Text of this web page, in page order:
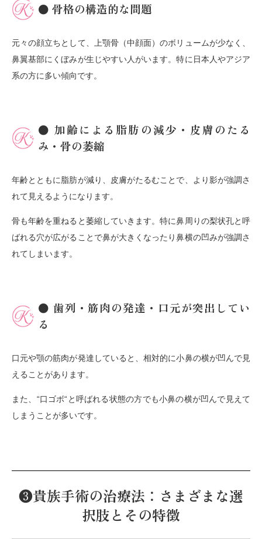
● 骨格の構造的な問題
元々の顔立ちとして、上顎骨（中顔面）のボリュームが少なく、
鼻翼基部にくぼみが生じやすい人がいます。特に日本人やアジア
系の方に多い傾向です。
● 加齢による脂肪の減少・皮膚のたる
み・骨の萎縮
年齢とともに脂肪が減り、皮膚がたるむことで、より影が強調さ
れて見えるようになります。
骨も年齢を重ねると萎縮していきます。特に鼻周りの梨状孔と呼
ばれる穴が広がることで鼻が大きくなったり鼻横の凹みが強調さ
れてしまいます。
● 歯列・筋肉の発達・口元が突出してい
る
口元や顎の筋肉が発達していると、相対的に小鼻の横が凹んで見
えることがあります。
また、“口ゴボ“と呼ばれる状態の方でも小鼻の横が凹んで見えて
しまうことが多いです。
❸貴族手術の治療法：さまざまな選
択肢とその特徴